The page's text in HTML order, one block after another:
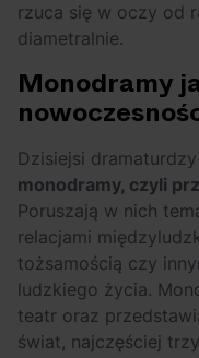
rzuca się w oczy od
diametralnie.
Monodramy
Dzisiejsi
monodramy, czyli
Poruszają w nich
relacjami
tożsamością czy
ludzkiego życia.
teatr oraz
świat, najczęściej